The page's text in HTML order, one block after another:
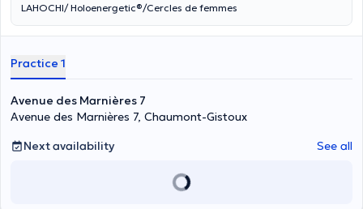
LAHOCHI/ Holoenergetic®/Cercles de femmes
Practice 1
Avenue des Marnières 7
Avenue des Marnières 7, Chaumont-Gistoux
Next availability
See all